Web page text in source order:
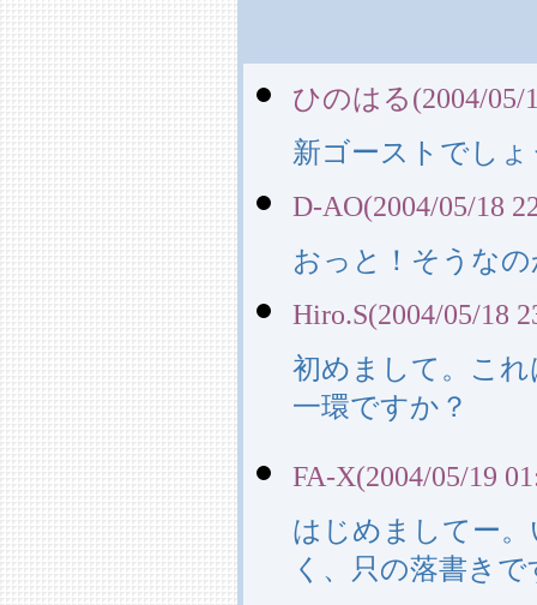
ひのはる(2004/05/
新ゴーストでし
D-AO(2004/05/18
おっと！そうな
Hiro.S(2004/05/18
初めまして。こ
一環ですか？
FA-X(2004/05/19
はじめましてー
く、只の落書き